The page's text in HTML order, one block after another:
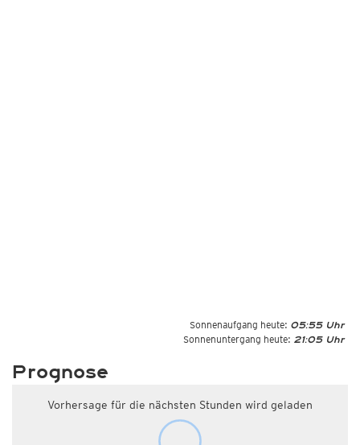
Sonnenaufgang heute: 05:55 Uhr
Sonnenuntergang heute: 21:05 Uhr
Prognose
Vorhersage für die nächsten Stunden wird geladen